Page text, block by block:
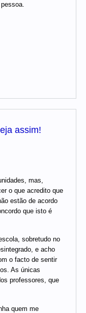
assim!
mas,
o que acredito que
estão de acordo
que isto é
sobretudo no
e acho
o facto de sentir
As únicas
professores, que
quem me